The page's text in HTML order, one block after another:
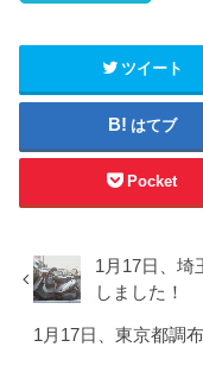
ツイート
はてブ
Pocket
1月17日、埼
しました！
1月17日、東京都調